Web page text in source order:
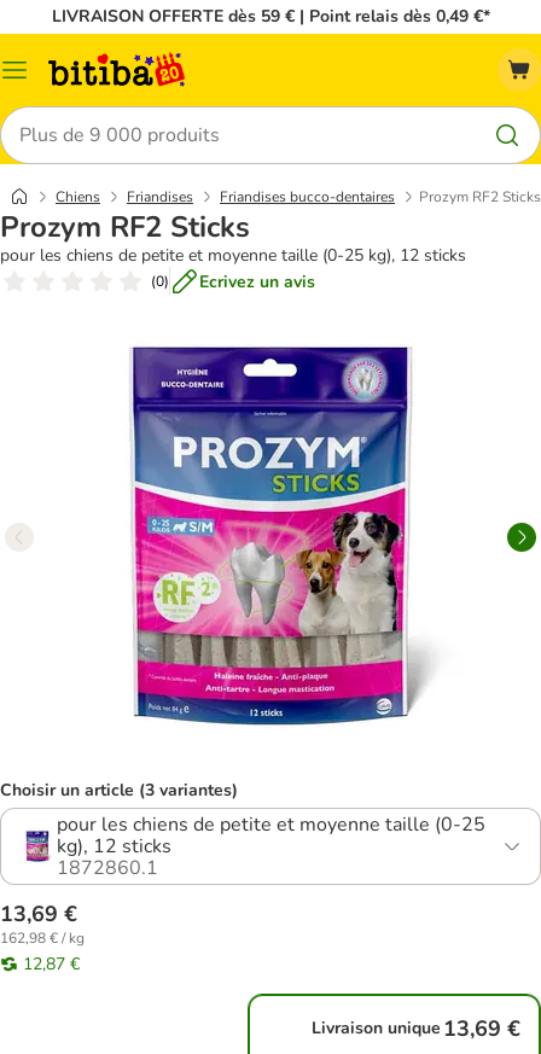
LIVRAISON OFFERTE dès 59 € | Point relais dès 0,49 €*
Menu
Rechercher
Chiens Friandises Friandises bucco-dentaires Prozym RF2 Sticks
Prozym RF2 Sticks
pour les chiens de petite et moyenne taille (0-25 kg), 12 sticks
(0) Ecrivez un avis
Choisir un article (3 variantes)
pour les chiens de petite et moyenne taille (0-25
kg), 12 sticks
1872860.1
13,69 €
162,98 € / kg
12,87 €
Livraison unique 13,69 €